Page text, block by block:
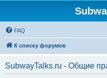
FAQ
К списку форумов
SubwayTalks.ru - Общие